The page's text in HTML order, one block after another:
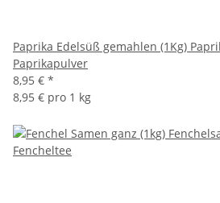
Paprika Edelsüß gemahlen (1Kg)
Paprikapulver
8,95 € *
8,95 € pro 1 kg